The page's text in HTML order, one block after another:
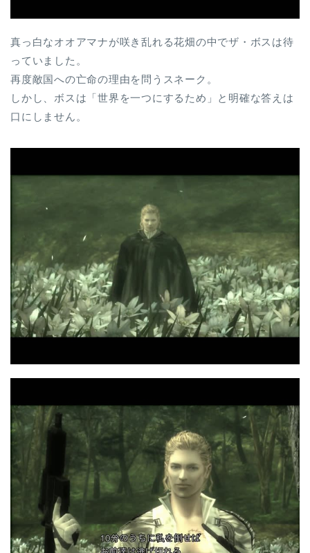
真っ白なオオアマナが咲き乱れる花畑の中でザ・ボスは待
っていました。
再度敵国への亡命の理由を問うスネーク。
しかし、ボスは「世界を一つにするため」と明確な答えは
口にしません。